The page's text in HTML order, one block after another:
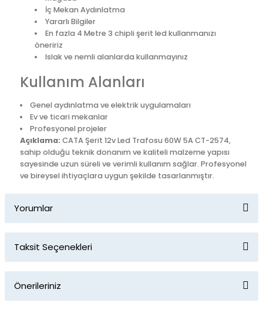
İç Mekan Aydınlatma
Yararlı Bilgiler
En fazla 4 Metre 3 chipli şerit led kullanmanızı
öneririz
Islak ve nemli alanlarda kullanmayınız
Kullanım Alanları
Genel aydınlatma ve elektrik uygulamaları
Ev ve ticari mekanlar
Profesyonel projeler
Açıklama: CATA Şerit 12v Led Trafosu 60W 5A CT-2574,
sahip olduğu teknik donanım ve kaliteli malzeme yapısı
sayesinde uzun süreli ve verimli kullanım sağlar. Profesyonel
ve bireysel ihtiyaçlara uygun şekilde tasarlanmıştır.
Yorumlar
Taksit Seçenekleri
Önerileriniz